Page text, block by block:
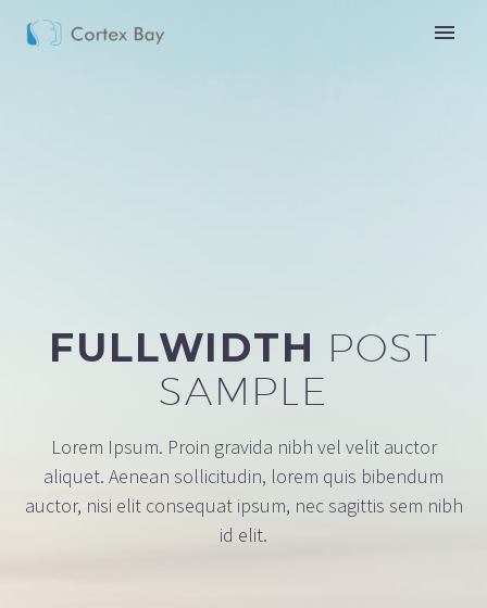
FULLWIDTH POST
SAMPLE
Lorem Ipsum. Proin gravida nibh vel velit auctor
aliquet. Aenean sollicitudin, lorem quis bibendum
auctor, nisi elit consequat ipsum, nec sagittis sem nibh
id elit.